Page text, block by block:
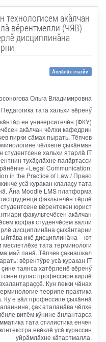
технологисем акăлчан
вĕрентмелли (ЧЯВ)
дисциплинăна
Ăслăлăх статйи
Ольга Владимировна
Педагогика тата хальхи вĕренӳ
ен университечĕн (ФКУ)
акăлчан чĕлхи кафедрин
пирки сăмах пырать. Тĕпчев
чĕлхепе çыхăнман
хальхи ятарлă IT
тухăçлăхне палăртасси
«Legal Communication:
in the Practice of Law / Право
усă куракан клалаçу тата
Ăна Moodle LMS платформа
факльтечĕн тĕрлĕ
вĕрентекен юрист
факультечĕсен акăлчан
юрфак студенчĕсем валли
дисциплинăна çыхăнтарни
икĕ дисциплинăна – ют
тата терминологи
май панă. Тĕпчев çакнашкал
вĕрентӳре усă куракан IT
таянса хатĕрленĕ вĕренӳ
пулас профессире кирлĕ
Кун пекки чăнах
теорипе практика
Ку е вăл профессипе çыхăннă
çак аталанăва чĕлхе
витĕм кӳнине ăнлантарса
тата стилистика енчен
евĕклĕ усă курассин
уйрăмлăхне кăтартмалла.